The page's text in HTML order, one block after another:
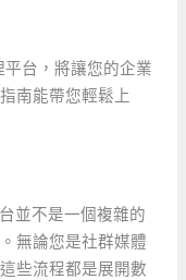
台，將讓您的企業
南能帶您輕鬆上
並不是一個複雜的
無論您是社群媒體
些流程都是展開數